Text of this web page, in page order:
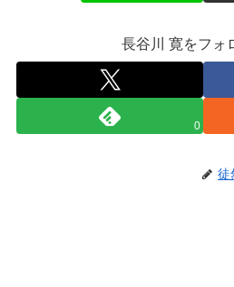
長谷川 寛をフォ
0
徒